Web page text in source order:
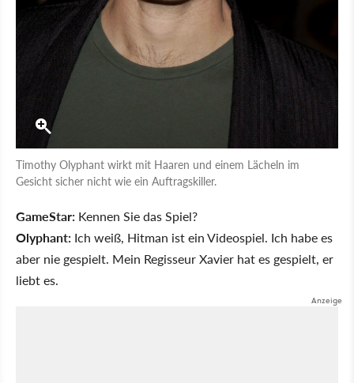
Timothy Olyphant wirkt mit Haaren und einem Lächeln im
Gesicht sicher nicht wie ein Auftragskiller.
GameStar: Kennen Sie das Spiel?
Olyphant: Ich weiß, Hitman ist ein Videospiel. Ich habe es
aber nie gespielt. Mein Regisseur Xavier hat es gespielt, er
liebt es.